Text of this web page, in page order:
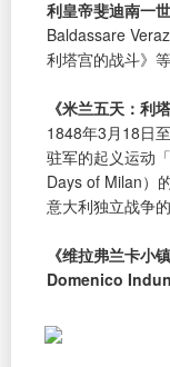
利皇帝斐迪南一世
Baldassare
利塔宫的战斗》等
《米兰五天：利
1848年3月18日
驻军的起义运动
Days of Milan）
意大利独立战争的
《维拉弗兰卡小
Domenico